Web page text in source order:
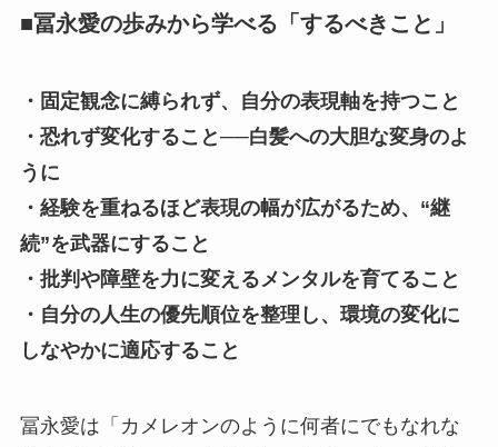
■冨永愛の歩みから学べる「するべきこと」
・固定観念に縛られず、自分の表現軸を持つこと
・恐れず変化すること──白髪への大胆な変身のよ
うに
・経験を重ねるほど表現の幅が広がるため、“継
続”を武器にすること
・批判や障壁を力に変えるメンタルを育てること
・自分の人生の優先順位を整理し、環境の変化に
しなやかに適応すること
冨永愛は「カメレオンのように何者にでもなれな